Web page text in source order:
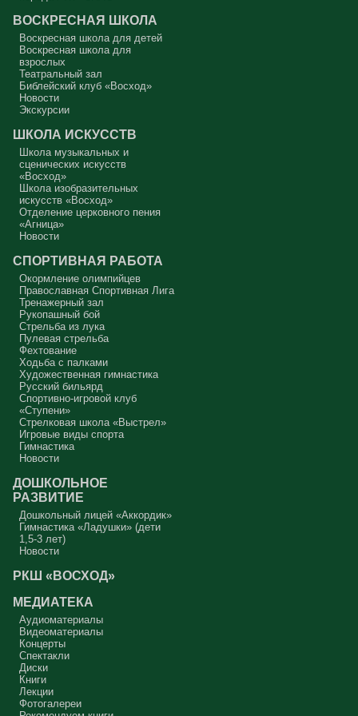
Сегодняшняя притча очень трудная. В ней хочется увидеть кого-то
другого, но не себя.
Вот с этим предлагается войти в сплошную неделю. Ещё раз:
сплошная неделя прошла, потом две мясопустные, третья –
Масленица, прощённое воскресенье. С чем я приду?
В нас должно быть внимание к тому, что время воздержания – это
дни для приготовления не только к Пасхе, а к Небесному Царству!
Это цель жизни. Я об этом забыл, я туда хочу, но я забыл. И я
сначала увидеть в себе этого урода, а потом начать с ним борьбу.
Аминь.
Протоиерей Андрей Алексеев
ВОСКРЕСНАЯ ШКОЛА
Воскресная школа для детей
Воскресная школа для
взрослых
Театральный зал
Библейский клуб «Восход»
Новости
Экскурсии
ШКОЛА ИСКУССТВ
Школа музыкальных и
сценических искусств
«Восход»
Школа изобразительных
искусств «Восход»
Отделение церковного пения
«Агница»
Новости
СПОРТИВНАЯ РАБОТА
Окормление олимпийцев
Православная Спортивная Лига
Тренажерный зал
Рукопашный бой
Стрельба из лука
Пулевая стрельба
Фехтование
Ходьба с палками
Художественная гимнастика
Русский бильярд
Спортивно-игровой клуб
«Ступени»
Стрелковая школа «Выстрел»
Игровые виды спорта
Гимнастика
Новости
ДОШКОЛЬНОЕ
РАЗВИТИЕ
Дошкольный лицей «Аккордик»
Гимнастика «Ладушки» (дети
1,5-3 лет)
Новости
РКШ «ВОСХОД»
МЕДИАТЕКА
Аудиоматериалы
Видеоматериалы
Концерты
Спектакли
Диски
Книги
Лекции
Фотогалереи